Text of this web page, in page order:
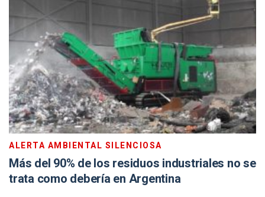
ALERTA AMBIENTAL SILENCIOSA
Más del 90% de los residuos industriales no se
trata como debería en Argentina